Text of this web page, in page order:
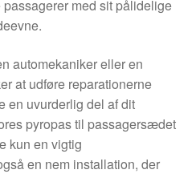
med sit pålidelige
automekaniker eller en
at udføre reparationerne
en uvurderlig del af dit
pyropas til passagersædet
kun en vigtig
en nem installation, der